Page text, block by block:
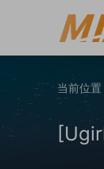
当前位置